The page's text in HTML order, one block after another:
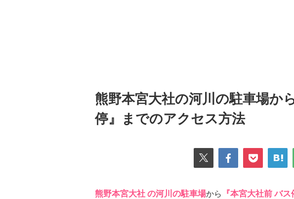
熊野本宮大社の河川の駐車場か
停』までのアクセス方法
熊野本宮大社 の河川の駐車場から 『本宮大社前 バス